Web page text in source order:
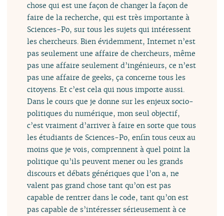
chose qui est une façon de changer la façon de
faire de la recherche, qui est très importante à
Sciences-Po, sur tous les sujets qui intéressent
les chercheurs. Bien évidemment, Internet n’est
pas seulement une affaire de chercheurs, même
pas une affaire seulement d’ingénieurs, ce n’est
pas une affaire de geeks, ça concerne tous les
citoyens. Et c’est cela qui nous importe aussi.
Dans le cours que je donne sur les enjeux socio-
politiques du numérique, mon seul objectif,
c’est vraiment d’arriver à faire en sorte que tous
les étudiants de Sciences-Po, enfin tous ceux au
moins que je vois, comprennent à quel point la
politique qu’ils peuvent mener ou les grands
discours et débats génériques que l’on a, ne
valent pas grand chose tant qu’on est pas
capable de rentrer dans le code, tant qu’on est
pas capable de s’intéresser sérieusement à ce